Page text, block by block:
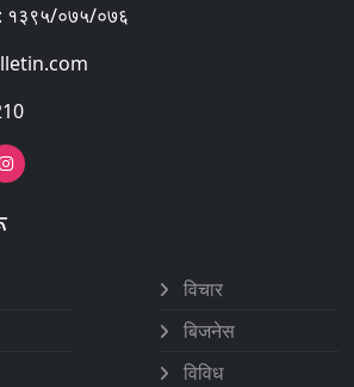
१३९५/०७५/०७६
विचार
बिजनेस
विविध